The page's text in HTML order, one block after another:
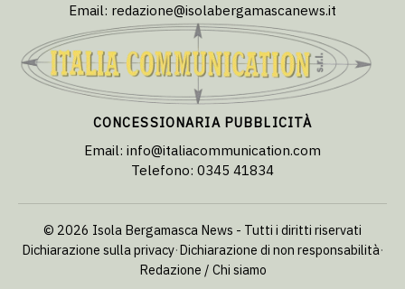
Email: redazione@isolabergamascanews.it
CONCESSIONARIA PUBBLICITÀ
Email: info@italiacommunication.com
Telefono: 0345 41834
© 2026 Isola Bergamasca News - Tutti i diritti riservati
Dichiarazione sulla privacy·Dichiarazione di non responsabilità·
Redazione / Chi siamo